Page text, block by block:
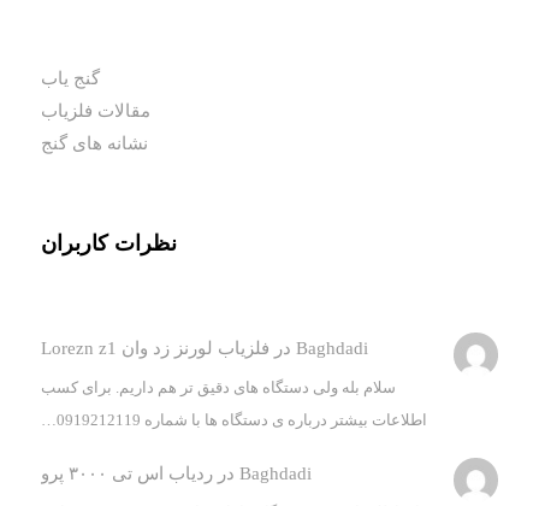
گنج یاب
مقالات فلزیاب
نشانه های گنج
نظرات کاربران
Baghdadi در فلزیاب لورنز زد وان Lorezn z1
سلام بله ولی دستگاه های دقیق تر هم داریم. برای کسب
اطلاعات بیشتر درباره ی دستگاه ها با شماره 0919212119…
Baghdadi درردیاب اس تی ۳۰۰۰ پرو